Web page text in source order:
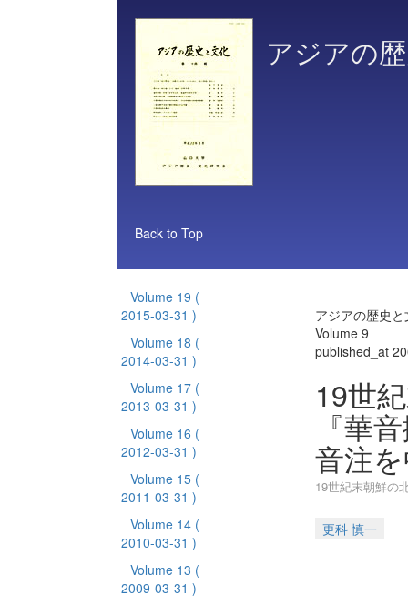
アジアの
Back to Top
Volume 19 (
2015-03-31 )
Volume 18 (
2014-03-31 )
Volume 17 (
2013-03-31 )
Volume 16 (
2012-03-31 )
Volume 15 (
2011-03-31 )
Volume 14 (
2010-03-31 )
Volume 13 (
2009-03-31 )
アジアの歴史と
Volume 9
published_at
19世
『華
音注
19世紀末朝鮮の
更科 慎一